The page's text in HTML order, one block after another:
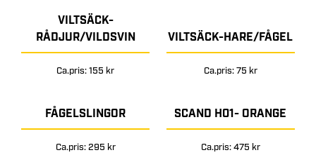
VILTSÄCK-
RÅDJUR/VILDSVIN
Ca.pris: 155 kr
VILTSÄCK-HARE/FÅGEL
Ca.pris: 75 kr
FÅGELSLINGOR
Ca.pris: 295 kr
SCAND H01- ORANGE
Ca.pris: 475 kr